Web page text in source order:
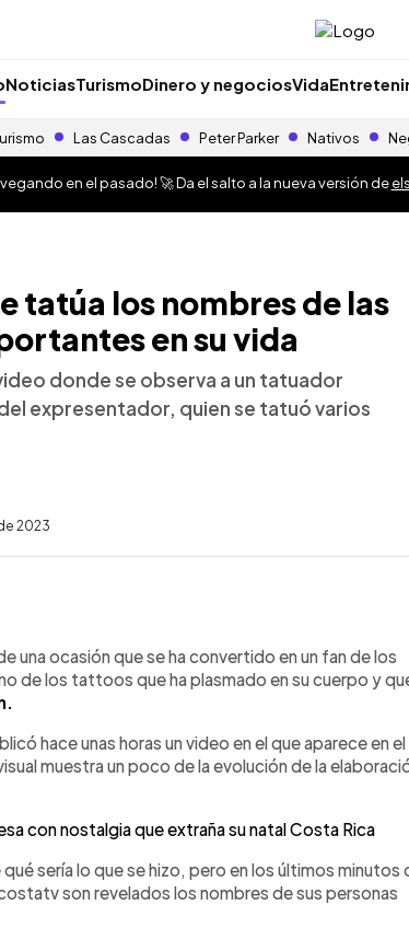
NoticiasTurismoDinero y negociosVida
Las Cascadas Peter Parker Nativos
en el pasado! 🚀 Da el salto a la nueva versión de
tatúa los nombres de las
en su vida
donde se observa a un tatuador
expresentador, quien se tatuó varios
2023
una ocasión que se ha convertido en un fan de los
de los tattoos que ha plasmado en su cuerpo y
hace unas horas un video en el que aparece en el
muestra un poco de la evolución de la
con nostalgia que extraña su natal Costa Rica
sería lo que se hizo, pero en los últimos minutos
son revelados los nombres de sus personas